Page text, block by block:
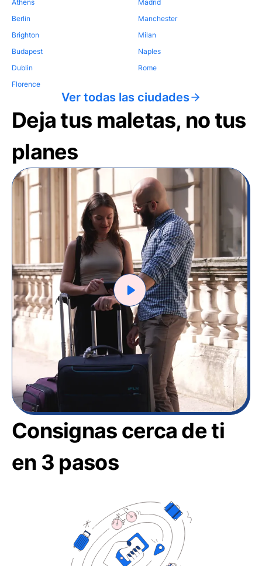
Athens
Berlin
Brighton
Budapest
Dublin
Florence
Madrid
Manchester
Milan
Naples
Rome
Ver todas las ciudades
Deja tus maletas, no tus
planes
Consignas cerca de ti
en 3 pasos